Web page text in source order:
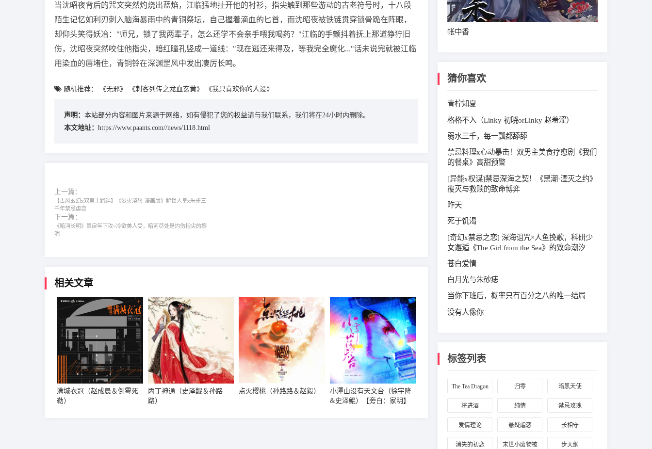
当沈昭夜背后的咒文突然灼烧出蓝焰，江临猛地扯开他的衬衫，指尖触到那些游动的古老符号时，十八段
陌生记忆如利刃刺入脑海暴雨中的青铜祭坛，自己握着滴血的匕首，而沈昭夜被铁链贯穿锁骨跪在阵眼，
却仰头笑得妖冶："师兄，锁了我两辈子，怎么还学不会亲手喂我喝药？"江临的手颤抖着抚上那道狰狞旧
伤，沈昭夜突然咬住他指尖，暗红瞳孔竖成一道线："现在逃还来得及，等我完全魔化..."话未说完就被江临
用染血的唇堵住，青铜铃在深渊罡风中发出凄厉长鸣。
随机推荐： 《无邪》 《刺客列传之龙血玄黄》 《我只喜欢你的人设》
声明： 本站部分内容和图片来源于网络，如有侵犯了您的权益请与我们联系，我们将在24小时内删除。
本文地址： https://www.paants.com//news/1118.html
上一篇：
【古风玄幻x双男主羁绊】《烈火浇愁·漫画版》解锁人皇x朱雀三
千年禁忌虐恋
下一篇：
《暗河长明》暴戾年下攻×冷欲美人受，暗河尽处是灼伤指尖的黎
明
相关文章
满城衣冠（赵成晨＆倒霉死
勒）
丙丁神通（史泽鲲＆孙路
路）
点火樱桃（孙路路＆赵毅）
小潭山没有天文台（徐宇隆
&史泽鲲）【旁白：家明】
帐中香
猜你喜欢
青柠知夏
格格不入（Linky 初晓orLinky 赵羞涩）
弱水三千，每一瓢都舔舔
禁忌料理x心动暴击！双男主美食疗愈剧《我们
的餐桌》高甜预警
[异能x权谋]禁忌深海之契！《黑潮·湮灭之约》
覆灭与救赎的致命博弈
昨天
死于饥渴
[奇幻x禁忌之恋] 深海诅咒×人鱼挽歌，科研少
女邂逅《The Girl from the Sea》的致命潮汐
苍白爱情
白月光与朱砂痣
当你下班后，概率只有百分之八的唯一结局
没有人像你
标签列表
The Tea Dragon
Society
归零 暗黑天使
将进酒 纯情 禁忌玫瑰
爱情理论 悬疑虐恋 长相守
消失的初恋 末世小废物被 步天纲